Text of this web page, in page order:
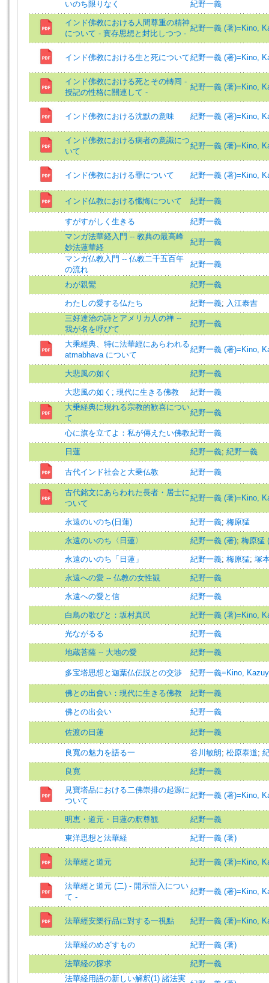
いのち限りなく 紀野一義
インド佛教における人間尊重の精神
について - 實存思想と封比しつつ -
紀野一義 (著)=Kino,
インド佛教における生と死について紀野一義 (著)=Kino,
インド佛教における死とその轉囘 -
授記の性格に關連して -
紀野一義 (著)=Kino,
インド佛教における沈默の意味 紀野一義 (著)=Kino,
インド佛教における病者の意識につ
いて
紀野一義 (著)=Kino,
インド佛教における罪について 紀野一義 (著)=Kino,
インド仏教における懺悔について 紀野一義
すがすがしく生きる
紀野一義
マンガ法華経入門 -- 教典の最高峰
妙法蓮華経
紀野一義
マンガ仏教入門 -- 仏教二千五百年
の流れ
紀野一義
わが親鸞 紀野一義
わたしの愛する仏たち 紀野一義; 入江泰吉
三好達治の詩とアメリカ人の禅 --
我が名を呼びて
紀野一義
大乘經典、特に法華經にあらわれる
atmabhava について
紀野一義 (著)=Kino,
大悲風の如く 紀野一義
大悲風の如く; 現代に生きる佛教
紀野一義
大乗経典に現れる宗教的歓喜につい
て
紀野一義
心に旗を立てよ：私が傳えたい佛教紀野一義
日蓮 紀野一義; 紀野一義
古代インド社会と大乗仏教 紀野一義
古代銘文にあらわれた長者・居士に
ついて
紀野一義 (著)=Kino,
永遠のいのち(日蓮) 紀野一義; 梅原猛
永遠のいのち〈日蓮〉 紀野一義 (著); 梅原猛
永遠のいのち「日蓮」 紀野一義; 梅原猛; 塚
永遠への愛 -- 仏教の女性観 紀野一義
永遠への愛と信 紀野一義
白鳥の歌びと：坂村真民 紀野一義 (著)=Kino,
光ながるる 紀野一義
地蔵菩薩 -- 大地の愛 紀野一義
多宝塔思想と迦葉仏伝説との交渉 紀野一義=Kino,
佛との出會い：現代に生きる佛教 紀野一義
佛との出会い 紀野一義
佐渡の日蓮 紀野一義
良寬の魅力を語る一 谷川敏朗; 松原泰道;
良寛 紀野一義
見寶塔品における二佛崇排の起源に
ついて
紀野一義 (著)=Kino,
明恵・道元・日蓮の釈尊観 紀野一義
東洋思想と法華経 紀野一義 (著)
法華經と道元 紀野一義 (著)=Kino,
法華經と道元 (二) - 開示悟入につい
て -
紀野一義 (著)=Kino,
法華經安樂行品に對する一視點 紀野一義 (著)=Kino,
法華経のめざすもの 紀野一義 (著)
法華経の探求
紀野一義
法華経用語の新しい解釈(1) 諸法実